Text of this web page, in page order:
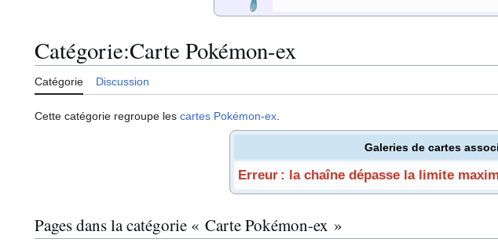
Catégorie:Carte Pokémon-ex
Catégorie Discussion
Cette catégorie regroupe les cartes Pokémon-ex
Galeries de cartes
Erreur : la chaîne dépasse la limite
Pages dans la catégorie « Carte Pokémon-ex »